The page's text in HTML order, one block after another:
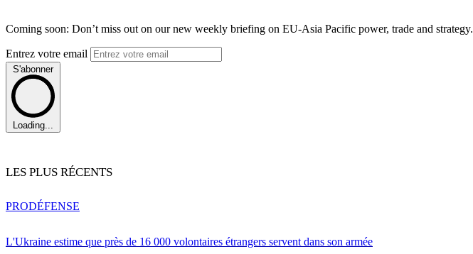
Coming soon: Don’t miss out on our new weekly briefing on EU-Asia Pacific power, trade and strategy.
Entrez votre email
S'abonner
Loading...
LES PLUS RÉCENTS
L'Ukraine estime que près de 16 000 volontaires étrangers servent dans son armée
PRODÉFENSE